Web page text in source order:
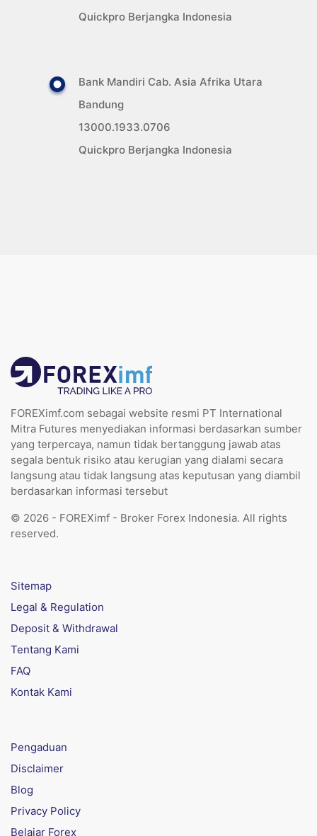
Quickpro Berjangka Indonesia
Bank Mandiri Cab. Asia Afrika Utara
Bandung
13000.1933.0706
Quickpro Berjangka Indonesia
FOREXimf.com sebagai website resmi PT International
Mitra Futures menyediakan informasi berdasarkan sumber
yang terpercaya, namun tidak bertanggung jawab atas
segala bentuk risiko atau kerugian yang dialami secara
langsung atau tidak langsung atas keputusan yang diambil
berdasarkan informasi tersebut
© 2026 - FOREXimf - Broker Forex Indonesia. All rights
reserved.
Sitemap
Legal & Regulation
Deposit & Withdrawal
Tentang Kami
FAQ
Kontak Kami
Pengaduan
Disclaimer
Blog
Privacy Policy
Belajar Forex